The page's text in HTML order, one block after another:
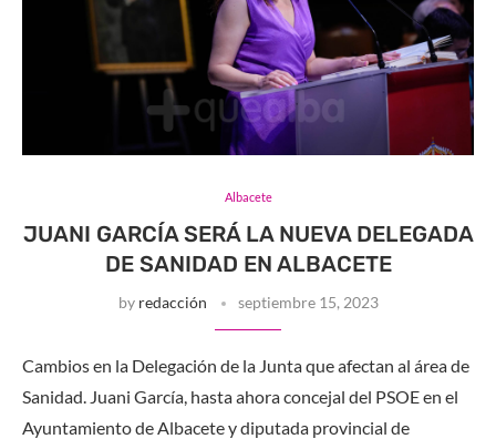
Albacete
JUANI GARCÍA SERÁ LA NUEVA DELEGADA
DE SANIDAD EN ALBACETE
by redacción septiembre 15, 2023
Cambios en la Delegación de la Junta que afectan al área de
Sanidad. Juani García, hasta ahora concejal del PSOE en el
Ayuntamiento de Albacete y diputada provincial de